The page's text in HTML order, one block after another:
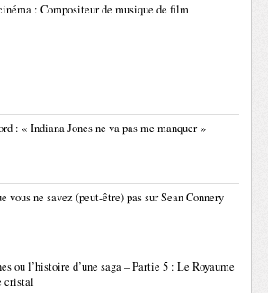
: Compositeur de musique de film
: « Indiana Jones ne va pas me manquer »
vous ne savez (peut-être) pas sur Sean Connery
ou l’histoire d’une saga – Partie 5 : Le Royaume
cristal